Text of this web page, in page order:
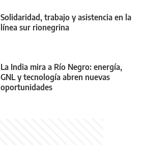
Solidaridad, trabajo y asistencia en la
línea sur rionegrina
La India mira a Río Negro: energía,
GNL y tecnología abren nuevas
oportunidades